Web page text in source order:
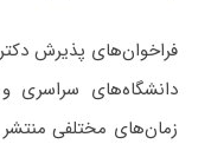
فراخوان‌های پذیرش
دانشگاه‌های سراسری
زمان‌های مختلفی